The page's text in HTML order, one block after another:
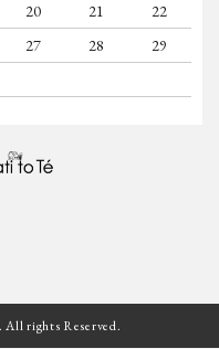
20 21
22
27 28
29
rights Reserved.